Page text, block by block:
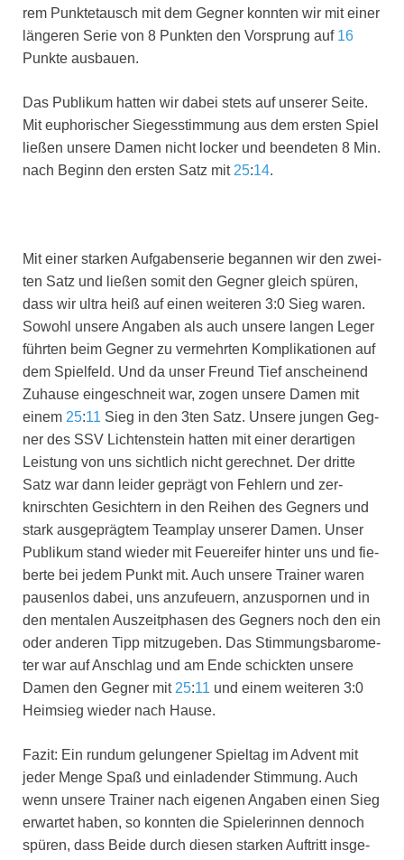
rem Punk­te­tausch mit dem Geg­ner konn­ten wir mit einer
län­ge­ren Serie von 8 Punk­ten den Vor­sprung auf 16
Punk­te aus­bau­en.
Das Publi­kum hat­ten wir dabei stets auf unse­rer Sei­te.
Mit eupho­ri­scher Sie­ges­stim­mung aus dem ers­ten Spiel
lie­ßen unse­re Damen nicht locker und been­de­ten 8 Min.
nach Beginn den ers­ten Satz mit 25:14.
Mit einer star­ken Auf­ga­ben­se­rie began­nen wir den zwei­
ten Satz und lie­ßen somit den Geg­ner gleich spü­ren,
dass wir ultra heiß auf einen wei­te­ren 3:0 Sieg waren.
Sowohl unse­re Anga­ben als auch unse­re lan­gen Leger
führ­ten beim Geg­ner zu ver­mehr­ten Kom­pli­ka­tio­nen auf
dem Spiel­feld. Und da unser Freund Tief anschei­nend
Zuhau­se ein­ge­schneit war, zogen unse­re Damen mit
einem 25:11 Sieg in den 3ten Satz. Unse­re jun­gen Geg­
ner des SSV Lich­ten­stein hat­ten mit einer der­ar­ti­gen
Leis­tung von uns sicht­lich nicht gerech­net. Der drit­te
Satz war dann lei­der geprägt von Feh­lern und zer­
knirsch­ten Gesich­tern in den Rei­hen des Geg­ners und
stark aus­ge­präg­tem Team­play unse­rer Damen. Unser
Publi­kum stand wie­der mit Feu­er­ei­fer hin­ter uns und fie­
ber­te bei jedem Punkt mit. Auch unse­re Trai­ner waren
pau­sen­los dabei, uns anzu­feu­ern, anzu­spor­nen und in
den men­ta­len Aus­zeit­pha­sen des Geg­ners noch den ein
oder ande­ren Tipp mit­zu­ge­ben. Das Stim­mungs­ba­ro­me­
ter war auf Anschlag und am Ende schick­ten unse­re
Damen den Geg­ner mit 25:11 und einem wei­te­ren 3:0
Heim­sieg wie­der nach Hau­se.
Fazit: Ein rund­um gelun­ge­ner Spiel­tag im Advent mit
jeder Men­ge Spaß und ein­la­den­der Stim­mung. Auch
wenn unse­re Trai­ner nach eige­nen Anga­ben einen Sieg
erwar­tet haben, so konn­ten die Spie­le­rin­nen den­noch
spü­ren, dass Bei­de durch die­sen star­ken Auf­tritt ins­ge­